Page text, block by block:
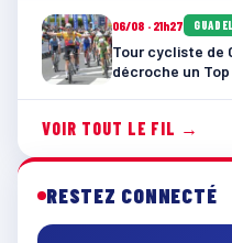
06/08 · 21h27
Tour cycliste de
décroche un Top
VOIR TOUT LE FIL →
RESTEZ CONNECTÉ